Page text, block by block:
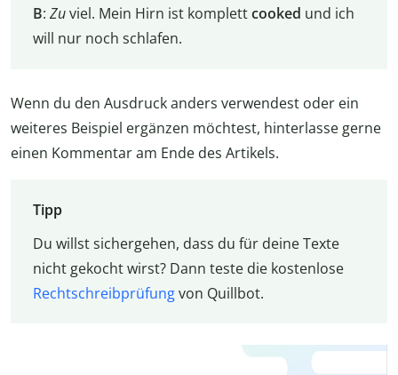
B: Zuviel. Mein Hirn ist komplettcooked und ich
will nur noch schlafen.
Wenn du den Ausdruck anders verwendest oder ein
weiteres Beispiel ergänzen möchtest, hinterlasse gerne
einen Kommentar am Ende des Artikels.
Tipp
Du willst sichergehen, dass du für deine Texte
nicht gekocht wirst? Dann teste die kostenlose
Rechtschreibprüfungvon Quillbot.